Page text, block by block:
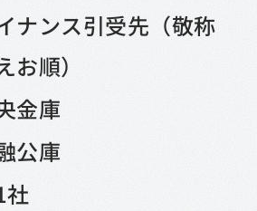
ナンス引受先（敬称
順）
金庫
公庫
社